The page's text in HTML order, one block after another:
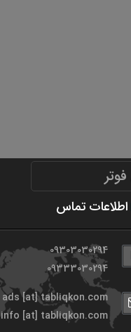
اطلاعات تماس
09303030294
09333030294
ads [at] tabliqkon.com
info [at] tabliqkon.com